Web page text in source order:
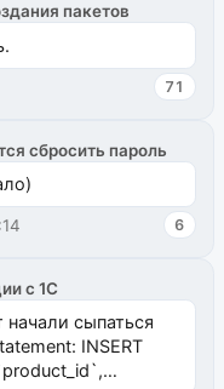
пакетов
71
сбросить пароль
6
с 1С
сыпаться
INSERT